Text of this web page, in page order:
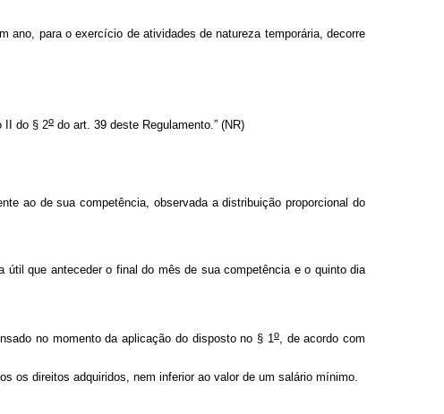
para o exercício de atividades de natureza temporária, decorre
II do § 2o do art. 39 deste Regulamento.” (NR)
ao de sua competência, observada a distribuição proporcional do
que anteceder o final do mês de sua competência e o quinto dia
no momento da aplicação do disposto no § 1o, de acordo com
os direitos adquiridos, nem inferior ao valor de um salário mínimo.